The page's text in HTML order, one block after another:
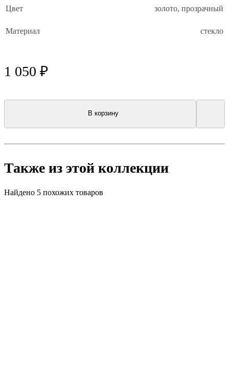
Цвет золото, прозрачный
Материал стекло
1 050 ₽
В корзину
Также из этой коллекции
Найдено 5 похожих товаров